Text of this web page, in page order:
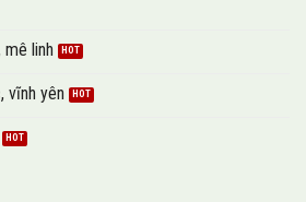
linh
vĩnh yên